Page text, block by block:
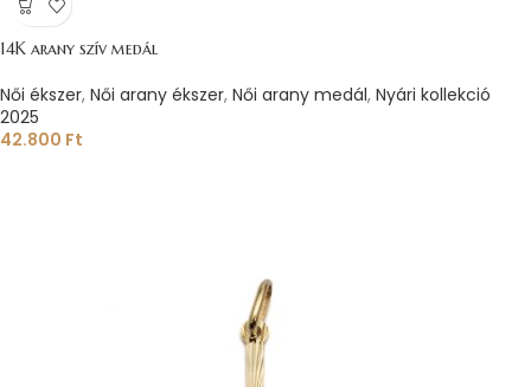
14K arany szív medál
Női ékszer, Női arany ékszer, Női arany medál, Nyári kollekció
2025
42.800 Ft